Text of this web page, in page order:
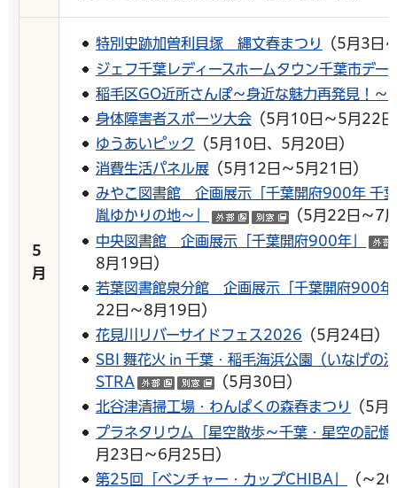
5
月
特別史跡加曽利貝塚 縄文春まつり
（5月3日
ジェフ千葉レディースホームタウン千葉市デー
稲毛区GO近所さんぽ～身近な魅力再発見！～
身体障害者スポーツ大会 （5月10日～5月22
ゆうあいピック
（5月10日、5月20日）
消費生活パネル展 （5月12日～5月21日）
みやこ図書館 企画展示「千葉開府900年 千
胤ゆかりの地～」
（外部サイトへリンク
（別ウインドウ
（5月22日～7
中央図書館 企画展示「千葉開府900年」
8月19日）
若葉図書館泉分館 企画展示「千葉開府900年
22日～8月19日）
花見川リバーサイドフェス2026 （5月24日）
SBI 舞花火 in 千葉・稲毛海浜公園（いなげの
STRA
（外部サイトへリンク）
（別ウインドウで開く）
（5月30日）
北谷津清掃工場・わんぱくの森春まつり
（5月
プラネタリウム「星空散歩～千葉・星空の記憶
月23日～6月25日）
第25回「ベンチャー・カップCHIBA」
（～